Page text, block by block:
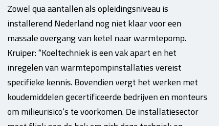
Zowel qua aantallen als opleidingsniveau is
installerend Nederland nog niet klaar voor een
massale overgang van ketel naar warmtepomp.
Kruiper: “Koeltechniek is een vak apart en het
inregelen van warmtepompinstallaties vereist
specifieke kennis. Bovendien vergt het werken met
koudemiddelen gecertificeerde bedrijven en monteurs
om milieurisico’s te voorkomen. De installatiesector